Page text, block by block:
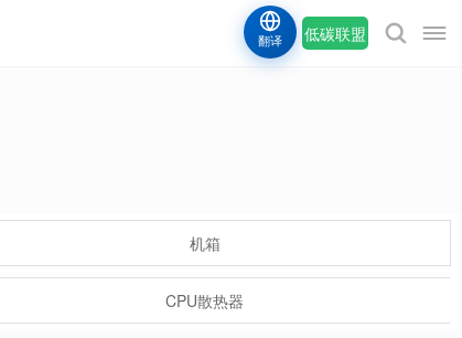
低碳联盟
翻译
机箱
CPU散热器